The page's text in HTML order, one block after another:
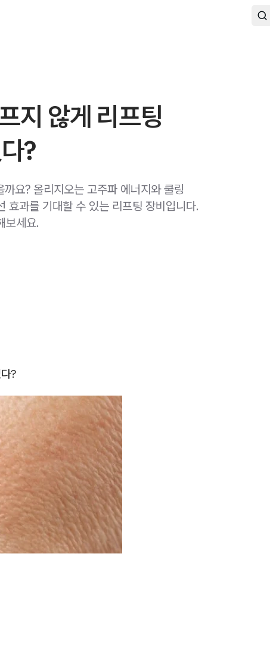
지 않게 리프팅
?
요? 올리지오는 고주파 에너지와 쿨링
효과를 기대할 수 있는 리프팅 장비입니다.
보세요.
?